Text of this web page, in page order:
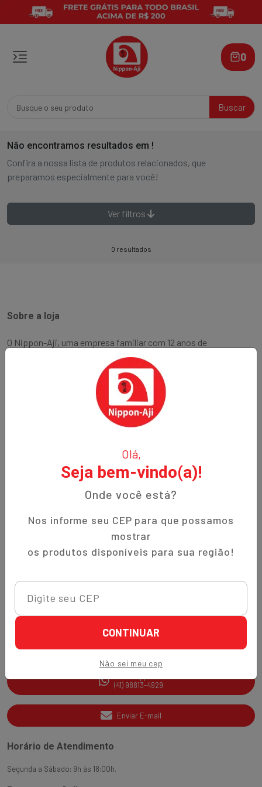
Olá,
Seja bem-vindo(a)!
Onde você está?
Nos informe seu CEP para que possamos
mostrar
os produtos disponíveis para sua região!
CONTINUAR
Não sei meu cep
Buscar
0
Não encontramos resultados em !
Confira a nossa lista de produtos relacionados, que
preparamos especialmente para você!
Ver filtros
0 resultados
Sobre a loja
O Nippon-Aji, uma empresa familiar com 12 anos de
experiência, é especializada em produtos orientais e naturais.
Fundada no bairro Bigorrilho em Curitiba, temos o
compromisso de oferecer aos nossos clientes qualidade,
preços justos e um atendimento excepcional. Descubra a
autenticidade e a tradição em cada produto!
Termos de Uso
Política de Privacidade
Trocas e Devoluções
Nippon-Aji App
Ajuda e Suporte
SAC
(41) 3538-2177
(41) 98813-4929
Enviar E-mail
Horário de Atendimento
Segunda a Sábado: 9h às 18:00h.